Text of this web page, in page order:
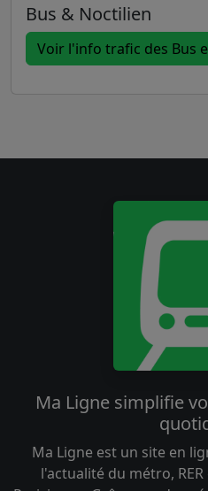
Bus & Noctilien
Voir l'info trafic des Bus
Ma Ligne simplifie
Ma Ligne est un site en
l'actualité du métro,